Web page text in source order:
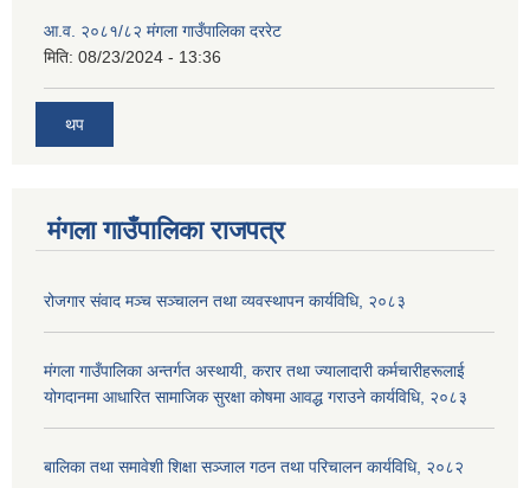
आ.व. २०८१/८२ मंगला गाउँपालिका दररेट
मिति: 08/23/2024 - 13:36
थप
मंगला गाउँपालिका राजपत्र
रोजगार संवाद मञ्च सञ्चालन तथा व्यवस्थापन कार्यविधि, २०८३
मंगला गाउँपालिका अन्तर्गत अस्थायी, करार तथा ज्यालादारी कर्मचारीहरूलाई
योगदानमा आधारित सामाजिक सुरक्षा कोषमा आवद्ध गराउने कार्यविधि, २०८३
बालिका तथा समावेशी शिक्षा सञ्जाल गठन तथा परिचालन कार्यविधि, २०८२